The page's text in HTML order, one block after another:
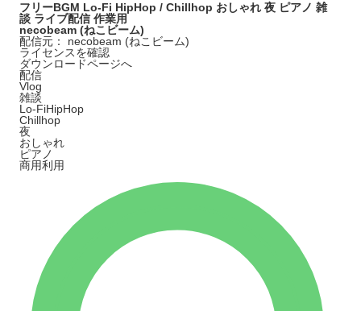
フリーBGM Lo-Fi HipHop / Chillhop おしゃれ 夜 ピアノ 雑
談 ライブ配信 作業用
necobeam (ねこビーム)
配信元： necobeam (ねこビーム)
ライセンスを確認
ダウンロードページへ
配信
Vlog
雑談
Lo-FiHipHop
Chillhop
夜
おしゃれ
ピアノ
商用利用